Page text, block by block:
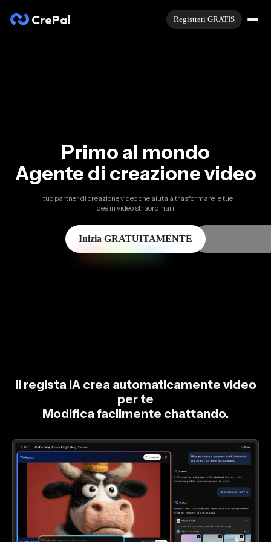
CrePal Registrati GRATIS
Primo al mondo
Agente di creazione video
Il tuo partner di creazione video che aiuta a trasformare le tue
idee in video straordinari.
Inizia GRATUITAMENTE
Il regista IA crea automaticamente video
per te
Modifica facilmente chattando.